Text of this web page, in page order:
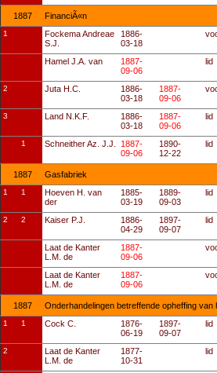
1887 FinanciÃ«n
1
Fockema Andreae
S.J.
1886-
03-18
Hamel J.A. van
1887-
09-06
lid
2 Juta H.C.
1886-
03-18
1887-
09-06
3 Land N.K.F.
1886-
03-18
1887-
09-06
lid
1 Schneither Az. J.J.
1887-
09-06
1890-
12-22
lid
1887 Gasfabriek
1 1
Hoeven H. van
der
1885-
03-19
1889-
09-03
lid
2 2 Kaiser P.J.
1886-
04-29
1897-
09-07
lid
Laat de Kanter
L.M. de
1887-
09-06
Laat de Kanter
L.M. de
1887-
09-06
1887 Onderhandelingen betreffende opheffing
1 1 Cock C.
1876-
06-19
1897-
09-07
lid
2
Laat de Kanter
L.M. de
1877-
10-31
lid